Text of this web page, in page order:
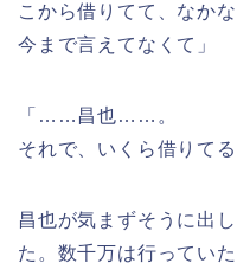
こから借りてて、なか
今まで言えてなくて」
「……昌也……。
それで、いくら借りて
昌也が気まずそうに出
た。数千万は行っていた